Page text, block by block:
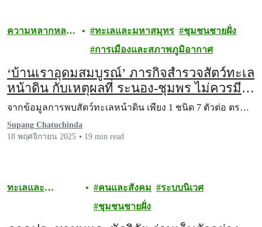
ความหลากหลาย
ทะเลและมหาสมุทร
ชุมชนชายฝั่ง
การเมืองและสภาพภูมิอากาศ
‘บ้านเราอุดมสมบูรณ์’ ภารกิจสำรวจสัตว์ทะเล
หน้าดิน กับเหตุผลที่ ระนอง-ชุมพร ไม่ควรมี
โครงการ ‘แลนด์บริดจ์’
จากข้อมูลการพบสัตว์ทะเลหน้าดิน เพียง 1 ชนิด 7 ตัวต่อ ตร…
Supang Chatuchinda
18 พฤศจิกายน 2025
19 min read
ทะเลและ
คนและสังคม
ระบบนิเวศ
ชุมชนชายฝั่ง